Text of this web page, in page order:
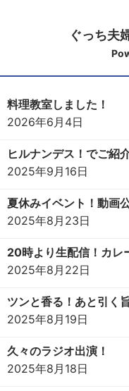
ぐっち夫
料理教室しました！
2026年6月4日
ヒルナンデス！でご紹
2025年9月16日
夏休みイベント！動画
2025年8月23日
20時より生配信！カレ
2025年8月22日
ツンと香る！あと引く
2025年8月19日
久々のラジオ出演！
2025年8月18日